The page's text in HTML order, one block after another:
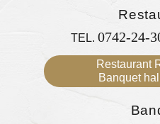
TEL. 0742-24-
Restaurant
Banquet